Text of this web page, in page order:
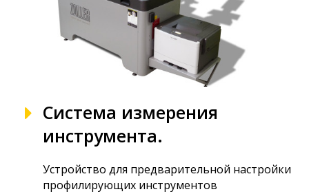
Система измерения
инструмента.
Устройство для предварительной настройки
профилирующих инструментов